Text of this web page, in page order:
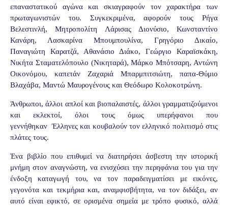
επαναστατικού αγώνα και σκιαγραφούν τον χαρακτήρα των
πρωταγωνιστών του. Συγκεκριμένα, αφορούν τους Ρήγα
Βελεστινλή, Μητροπολίτη Λάρισας Διονύσιο, Κωνσταντίνο
Κανάρη, Λασκαρίνα Μπουμπουλίνα, Γρηγόριο Δικαίο,
Παναγιώτη Καρατζά, Αθανάσιο Διάκο, Γεώργιο Καραϊσκάκη,
Νικήτα Σταματελόπουλο (Νικηταρά), Μάρκο Μπότσαρη, Αντώνη
Οικονόμου, καπετάν Ζαχαριά Μπαρμπιτσιώτη, παπα-Θύμιο
Βλαχάβα, Μαντώ Μαυρογένους και Θεόδωρο Κολοκοτρώνη.
Άνθρωποι, άλλοι απλοί και βιοπαλαιστές, άλλοι γραμματιζούμενοι
και εκλεκτοί, όλοι τους όμως υπερήφανοι που
γεννήθηκαν Έλληνες και κουβαλούν τον ελληνικό πολιτισμό στις
πλάτες τους.
Ένα βιβλίο που επιθυμεί να διατηρήσει άσβεστη την ιστορική
μνήμη στον αναγνώστη, να ενισχύσει την περηφάνια του για την
ένδοξη καταγωγή του, να τον παραδειγματίσει με εικόνες,
γεγονότα και τεκμήρια και, αναμφισβήτητα, να τον διδάξει, αν
αυτό είναι εφικτό, σε ορισμένα σημεία με τρόπο φυσικό, αλλά